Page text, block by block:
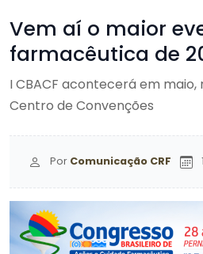
Vem aí o maior
farmacêutica de
I CBACF acontecerá em
Centro de Convenções
Por Comunicação CRF